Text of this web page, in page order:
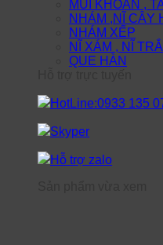
MŨI KHOAN ,
NHÁM ,NĨ CÂY
NHÁM XẾP
NĨ XÁM , NĨ
QUE HÀN
HotLine:0933 135
Skyper
Hỗ trợ zalo